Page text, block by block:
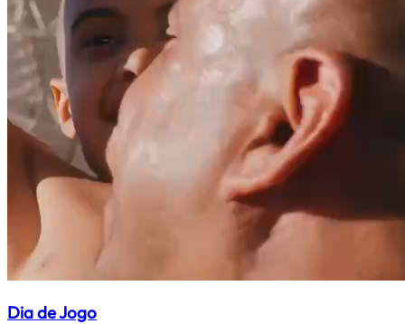
Dia de Jogo